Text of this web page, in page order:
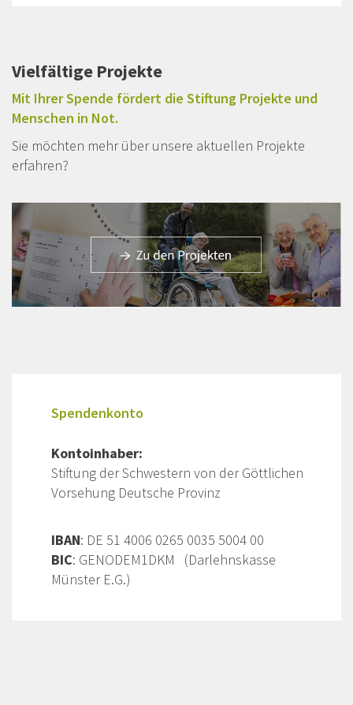
Vielfältige Projekte
Mit Ihrer Spende fördert die Stiftung Projekte und
Menschen in Not.
Sie möchten mehr über unsere aktuellen Projekte
erfahren?
Spendenkonto
Kontoinhaber:
Stiftung der Schwestern von der Göttlichen
Vorsehung Deutsche Provinz
IBAN: DE 51 4006 0265 0035 5004 00
BIC: GENODEM1DKM (Darlehnskasse
Münster E.G.)